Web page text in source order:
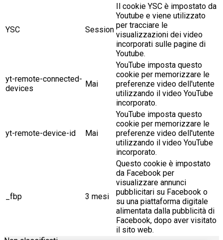
YSC Session
Il cookie YSC è impostato da
Youtube e viene utilizzato
per tracciare le
visualizzazioni dei video
incorporati sulle pagine di
Youtube.
yt-remote-connected-
devices
Mai
YouTube imposta questo
cookie per memorizzare le
preferenze video dell'utente
utilizzando il video YouTube
incorporato.
yt-remote-device-id Mai
YouTube imposta questo
cookie per memorizzare le
preferenze video dell'utente
utilizzando il video YouTube
incorporato.
_fbp 3 mesi
Questo cookie è impostato
da Facebook per
visualizzare annunci
pubblicitari su Facebook o
su una piattaforma digitale
alimentata dalla pubblicità di
Facebook, dopo aver visitato
il sito web.